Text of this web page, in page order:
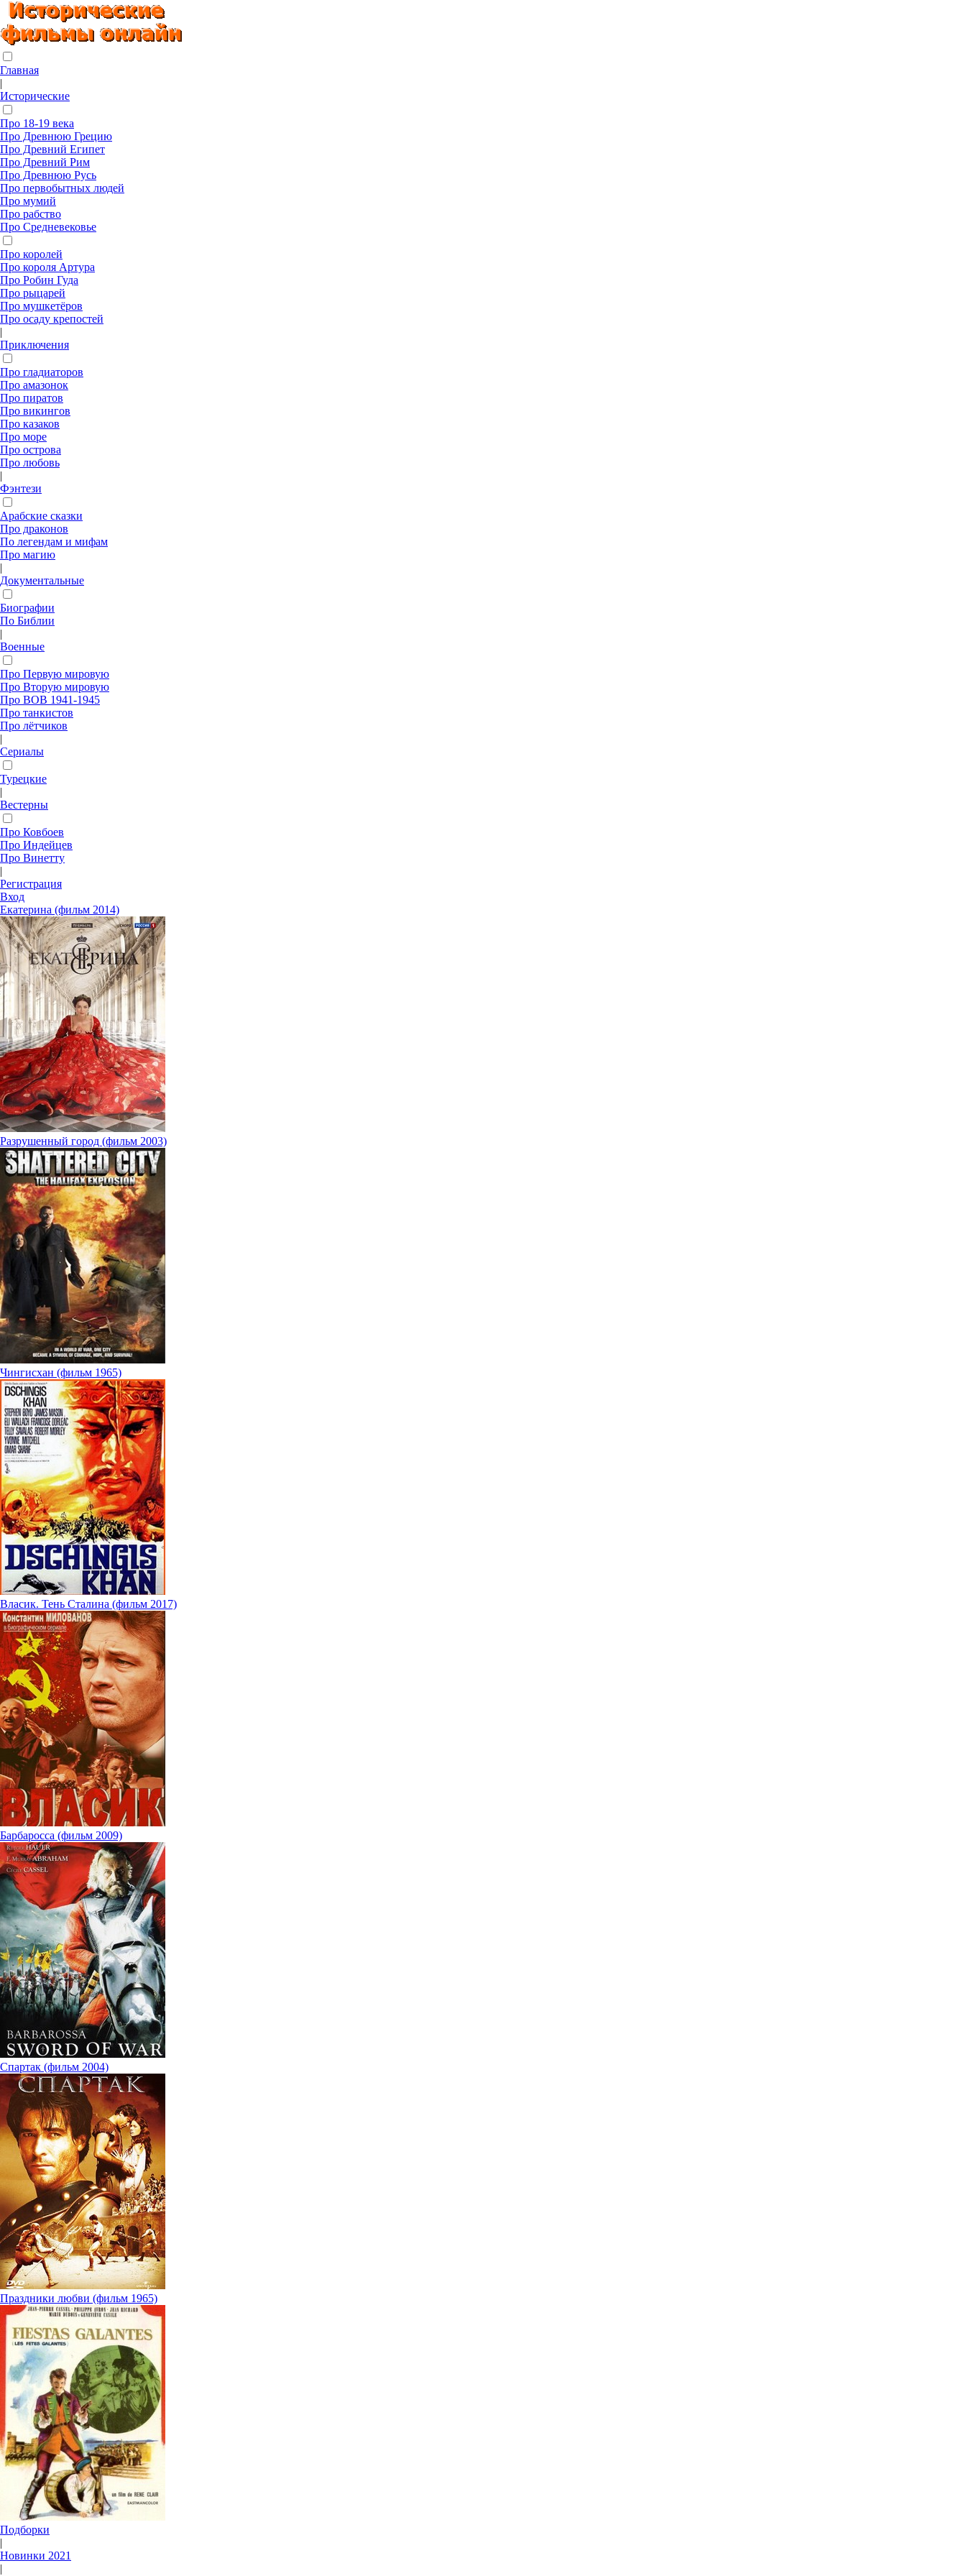
Главная
|
Исторические
Про 18-19 века
Про Древнюю Грецию
Про Древний Египет
Про Древний Рим
Про Древнюю Русь
Про первобытных людей
Про мумий
Про рабство
Про Средневековье
Про королей
Про короля Артура
Про Робин Гуда
Про рыцарей
Про мушкетёров
Про осаду крепостей
|
Приключения
Про гладиаторов
Про амазонок
Про пиратов
Про викингов
Про казаков
Про море
Про острова
Про любовь
|
Фэнтези
Арабские сказки
Про драконов
По легендам и мифам
Про магию
|
Документальные
Биографии
По Библии
|
Военные
Про Первую мировую
Про Вторую мировую
Про ВОВ 1941-1945
Про танкистов
Про лётчиков
|
Сериалы
Турецкие
|
Вестерны
Про Ковбоев
Про Индейцев
Про Винетту
|
Регистрация
Вход
Екатерина (фильм 2014)
Разрушенный город (фильм 2003)
Чингисхан (фильм 1965)
Власик. Тень Сталина (фильм 2017)
Барбаросса (фильм 2009)
Спартак (фильм 2004)
Праздники любви (фильм 1965)
Подборки
|
Новинки 2021
|